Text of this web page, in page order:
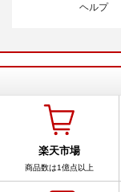
ヘルプ
楽天市場
商品数は1億点以上